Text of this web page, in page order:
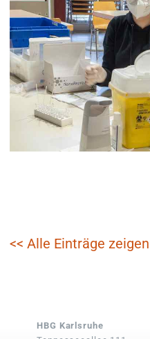
<< Alle Einträge zeigen
HBG Karlsruhe